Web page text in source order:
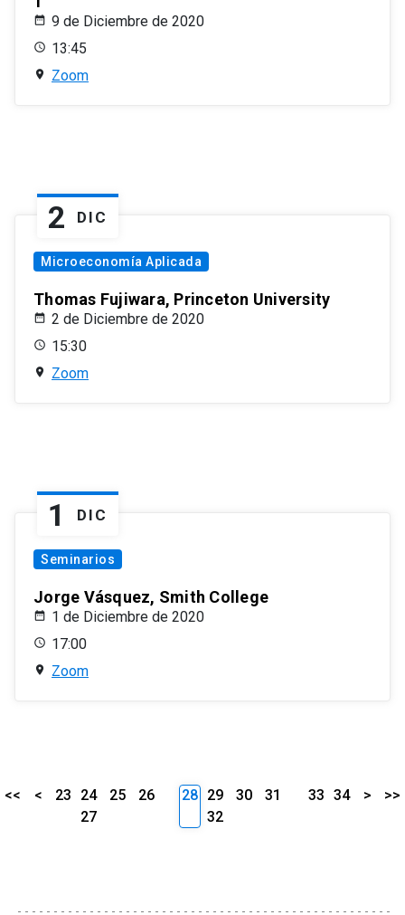
9 de Diciembre de 2020
13:45
Zoom
2 DIC
Microeconomía Aplicada
Thomas Fujiwara, Princeton University
2 de Diciembre de 2020
15:30
Zoom
1 DIC
Seminarios
Jorge Vásquez, Smith College
1 de Diciembre de 2020
17:00
Zoom
<< < 23 24 25
26
27
28 29 30
31
32
33 34 > >>